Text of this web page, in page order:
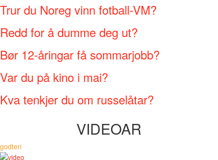
Trur du Noreg vinn fotball-VM?
Redd for å dumme deg ut?
Bør 12-åringar få sommarjobb?
Var du på kino i mai?
Kva tenkjer du om russelåtar?
VIDEOAR
godteri